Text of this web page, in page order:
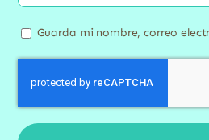
Guarda mi nombre, correo